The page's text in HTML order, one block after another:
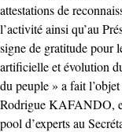
attestations de
l’activité ainsi qu’au
signe de gratitude pour
artificielle et évolution
du peuple » a fait
Rodrigue KAFANDO,
pool d’experts au